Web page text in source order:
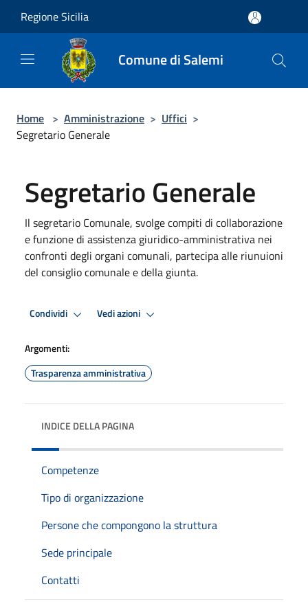
Regione Sicilia
Comune di Salemi
Home > Amministrazione > Uffici >
Segretario Generale
Segretario Generale
Il segretario Comunale, svolge compiti di collaborazione
e funzione di assistenza giuridico-amministrativa nei
confronti degli organi comunali, partecipa alle riunuioni
del consiglio comunale e della giunta.
Condividi Vedi azioni
Argomenti:
Trasparenza amministrativa
INDICE DELLA PAGINA
Competenze
Tipo di organizzazione
Persone che compongono la struttura
Sede principale
Contatti